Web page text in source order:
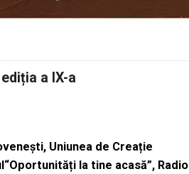
a IX-a
Uniunea de Creație
“Oportunități la tine acasă”, Radio